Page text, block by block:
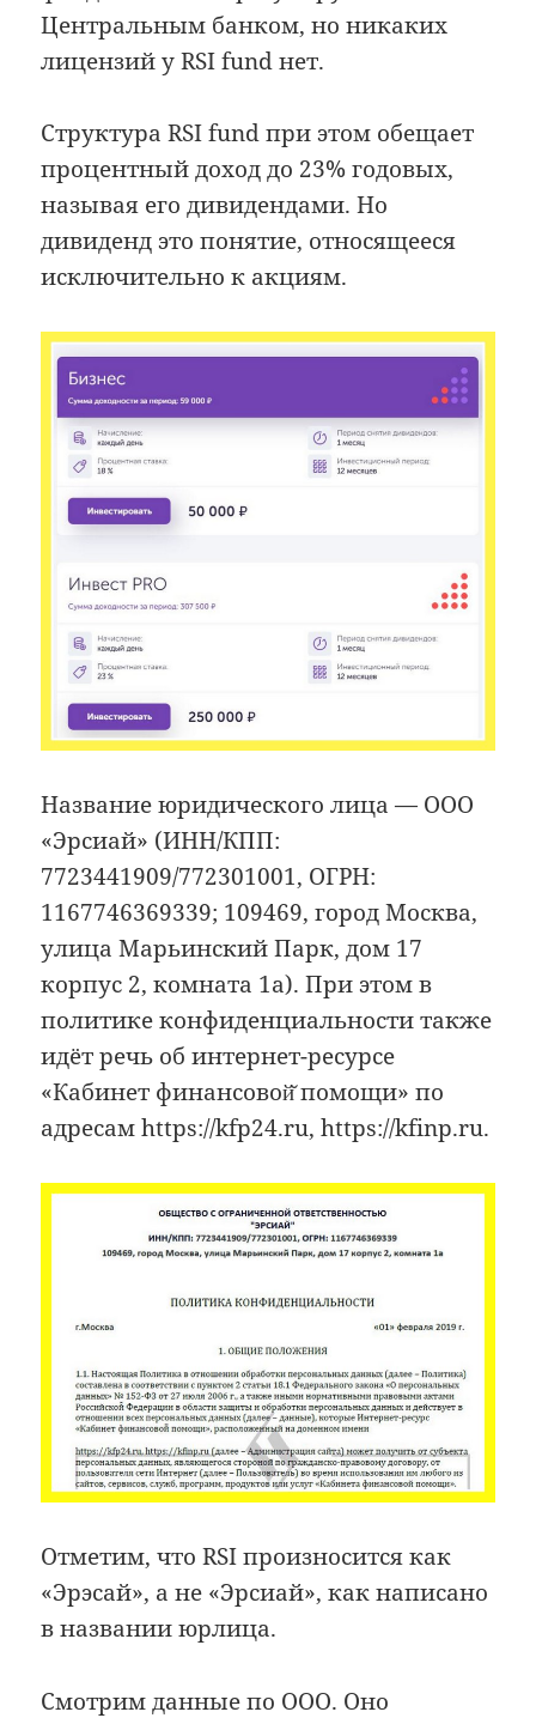
Центральным банком, но никаких
лицензий у RSI fund нет.
Структура RSI fund при этом обещает
процентный доход до 23% годовых,
называя его дивидендами. Но
дивиденд это понятие, относящееся
исключительно к акциям.
Название юридического лица — ООО
«Эрсиай» (ИНН/КПП:
7723441909/772301001, ОГРН:
1167746369339; 109469, город Москва,
улица Марьинский Парк, дом 17
корпус 2, комната 1а). При этом в
политике конфиденциальности также
идёт речь об интернет-ресурсе
«Кабинет финансовой̆ помощи» по
адресам https://kfp24.ru, https://kfinp.ru.
Отметим, что RSI произносится как
«Эрэсай», а не «Эрсиай», как написано
в названии юрлица.
Смотрим данные по ООО. Оно